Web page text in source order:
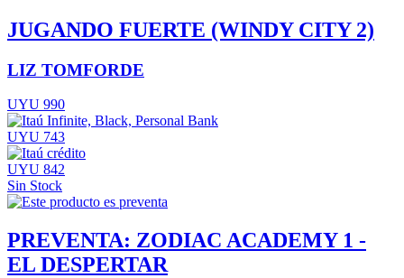
JUGANDO FUERTE (WINDY CITY 2)
LIZ TOMFORDE
UYU 990
UYU 743
UYU 842
Sin Stock
PREVENTA: ZODIAC ACADEMY 1 -
EL DESPERTAR